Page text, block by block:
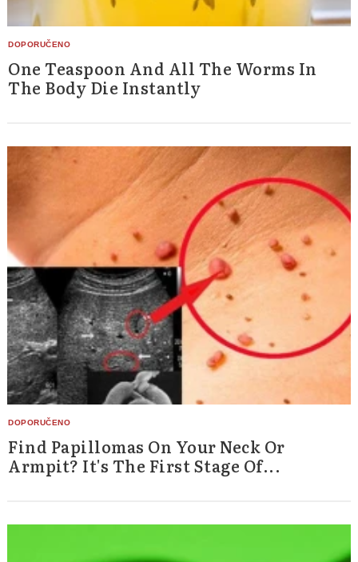
One Teaspoon And All The Worms In
The Body Die Instantly
Find Papillomas On Your Neck Or
Armpit? It's The First Stage Of...